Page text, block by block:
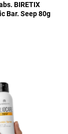
BIRETIX
Bar. Seep 80g